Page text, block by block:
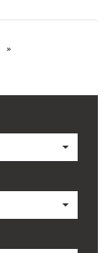
»